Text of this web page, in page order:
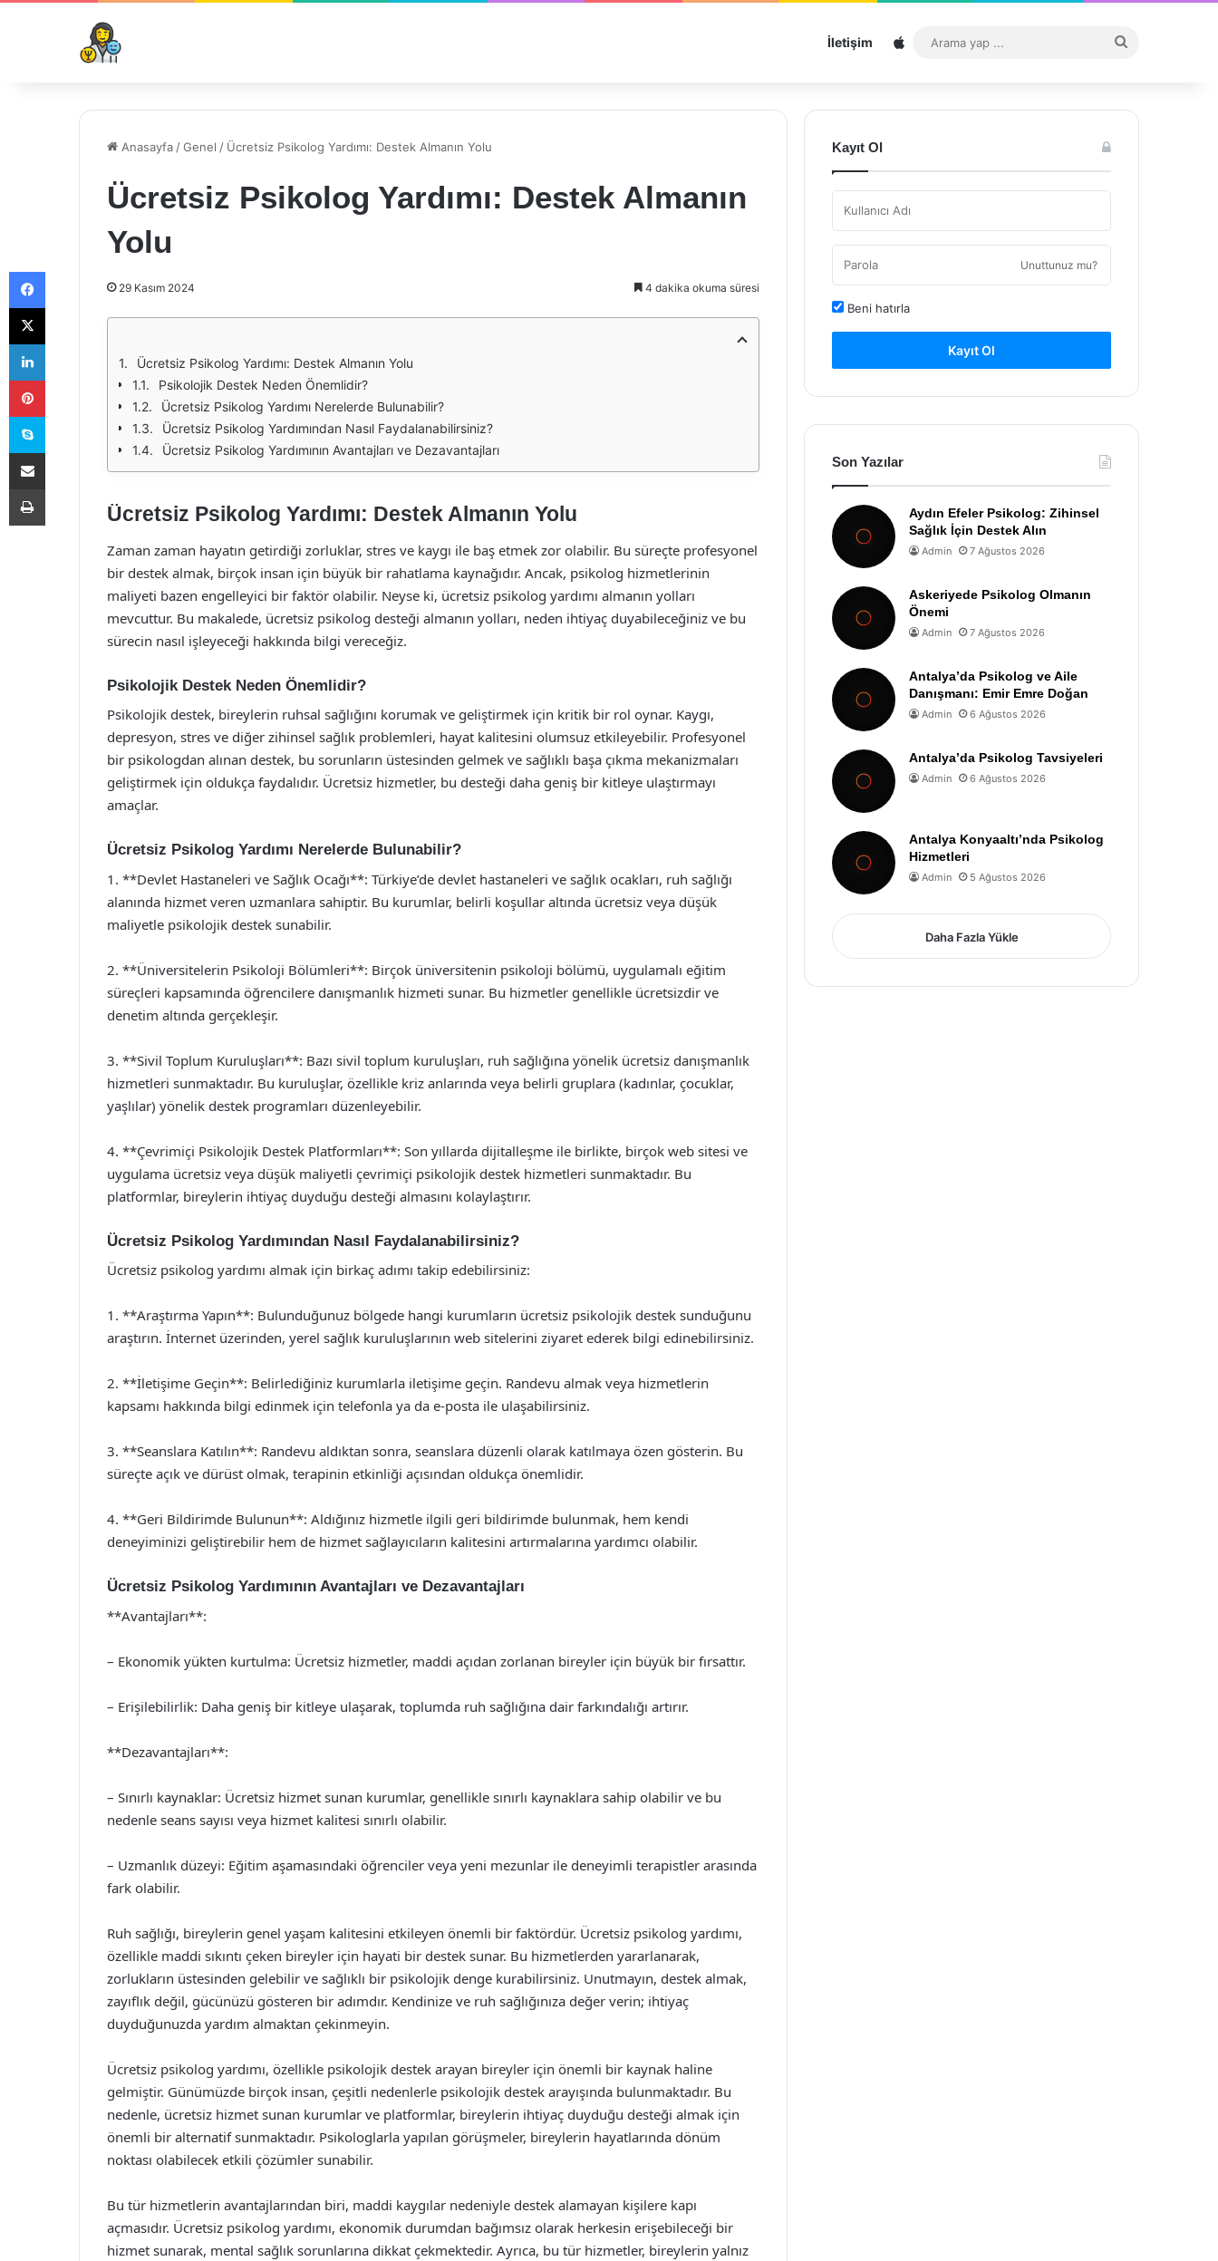
İletişim Sitemap
...
Anasayfa /Genel / Ücretsiz Psikolog Yardımı: Destek Almanın Yolu
Ücretsiz Psikolog Yardımı: Destek Almanın
Yolu
29 Kasım 2024 4 dakika okuma süresi
Ücretsiz Psikolog Yardımı: Destek Almanın Yolu
Psikolojik Destek Neden Önemlidir?
Ücretsiz Psikolog Yardımı Nerelerde Bulunabilir?
Ücretsiz Psikolog Yardımından Nasıl Faydalanabilirsiniz?
Ücretsiz Psikolog Yardımının Avantajları ve Dezavantajları
Ücretsiz Psikolog Yardımı: Destek Almanın Yolu
Zaman zaman hayatın getirdiği zorluklar, stres ve kaygı ile baş etmek zor olabilir. Bu süreçte profesyonel
bir destek almak, birçok insan için büyük bir rahatlama kaynağıdır. Ancak, psikolog hizmetlerinin
maliyeti bazen engelleyici bir faktör olabilir. Neyse ki, ücretsiz psikolog yardımı almanın yolları
mevcuttur. Bu makalede, ücretsiz psikolog desteği almanın yolları, neden ihtiyaç duyabileceğiniz ve bu
sürecin nasıl işleyeceği hakkında bilgi vereceğiz.
Psikolojik Destek Neden Önemlidir?
Psikolojik destek, bireylerin ruhsal sağlığını korumak ve geliştirmek için kritik bir rol oynar. Kaygı,
depresyon, stres ve diğer zihinsel sağlık problemleri, hayat kalitesini olumsuz etkileyebilir. Profesyonel
bir psikologdan alınan destek, bu sorunların üstesinden gelmek ve sağlıklı başa çıkma mekanizmaları
geliştirmek için oldukça faydalıdır. Ücretsiz hizmetler, bu desteği daha geniş bir kitleye ulaştırmayı
amaçlar.
Ücretsiz Psikolog Yardımı Nerelerde Bulunabilir?
1. **Devlet Hastaneleri ve Sağlık Ocağı**: Türkiye’de devlet hastaneleri ve sağlık ocakları, ruh sağlığı
alanında hizmet veren uzmanlara sahiptir. Bu kurumlar, belirli koşullar altında ücretsiz veya düşük
maliyetle psikolojik destek sunabilir.
2. **Üniversitelerin Psikoloji Bölümleri**: Birçok üniversitenin psikoloji bölümü, uygulamalı eğitim
süreçleri kapsamında öğrencilere danışmanlık hizmeti sunar. Bu hizmetler genellikle ücretsizdir ve
denetim altında gerçekleşir.
3. **Sivil Toplum Kuruluşları**: Bazı sivil toplum kuruluşları, ruh sağlığına yönelik ücretsiz danışmanlık
hizmetleri sunmaktadır. Bu kuruluşlar, özellikle kriz anlarında veya belirli gruplara (kadınlar, çocuklar,
yaşlılar) yönelik destek programları düzenleyebilir.
4. **Çevrimiçi Psikolojik Destek Platformları**: Son yıllarda dijitalleşme ile birlikte, birçok web sitesi ve
uygulama ücretsiz veya düşük maliyetli çevrimiçi psikolojik destek hizmetleri sunmaktadır. Bu
platformlar, bireylerin ihtiyaç duyduğu desteği almasını kolaylaştırır.
Ücretsiz Psikolog Yardımından Nasıl Faydalanabilirsiniz?
Ücretsiz psikolog yardımı almak için birkaç adımı takip edebilirsiniz:
1. **Araştırma Yapın**: Bulunduğunuz bölgede hangi kurumların ücretsiz psikolojik destek sunduğunu
araştırın. İnternet üzerinden, yerel sağlık kuruluşlarının web sitelerini ziyaret ederek bilgi edinebilirsiniz.
2. **İletişime Geçin**: Belirlediğiniz kurumlarla iletişime geçin. Randevu almak veya hizmetlerin
kapsamı hakkında bilgi edinmek için telefonla ya da e-posta ile ulaşabilirsiniz.
3. **Seanslara Katılın**: Randevu aldıktan sonra, seanslara düzenli olarak katılmaya özen gösterin. Bu
süreçte açık ve dürüst olmak, terapinin etkinliği açısından oldukça önemlidir.
4. **Geri Bildirimde Bulunun**: Aldığınız hizmetle ilgili geri bildirimde bulunmak, hem kendi
deneyiminizi geliştirebilir hem de hizmet sağlayıcıların kalitesini artırmalarına yardımcı olabilir.
Ücretsiz Psikolog Yardımının Avantajları ve Dezavantajları
**Avantajları**:
– Ekonomik yükten kurtulma: Ücretsiz hizmetler, maddi açıdan zorlanan bireyler için büyük bir fırsattır.
– Erişilebilirlik: Daha geniş bir kitleye ulaşarak, toplumda ruh sağlığına dair farkındalığı artırır.
**Dezavantajları**:
– Sınırlı kaynaklar: Ücretsiz hizmet sunan kurumlar, genellikle sınırlı kaynaklara sahip olabilir ve bu
nedenle seans sayısı veya hizmet kalitesi sınırlı olabilir.
– Uzmanlık düzeyi: Eğitim aşamasındaki öğrenciler veya yeni mezunlar ile deneyimli terapistler arasında
fark olabilir.
Ruh sağlığı, bireylerin genel yaşam kalitesini etkileyen önemli bir faktördür. Ücretsiz psikolog yardımı,
özellikle maddi sıkıntı çeken bireyler için hayati bir destek sunar. Bu hizmetlerden yararlanarak,
zorlukların üstesinden gelebilir ve sağlıklı bir psikolojik denge kurabilirsiniz. Unutmayın, destek almak,
zayıflık değil, gücünüzü gösteren bir adımdır. Kendinize ve ruh sağlığınıza değer verin; ihtiyaç
duyduğunuzda yardım almaktan çekinmeyin.
Ücretsiz psikolog yardımı, özellikle psikolojik destek arayan bireyler için önemli bir kaynak haline
gelmiştir. Günümüzde birçok insan, çeşitli nedenlerle psikolojik destek arayışında bulunmaktadır. Bu
nedenle, ücretsiz hizmet sunan kurumlar ve platformlar, bireylerin ihtiyaç duyduğu desteği almak için
önemli bir alternatif sunmaktadır. Psikologlarla yapılan görüşmeler, bireylerin hayatlarında dönüm
noktası olabilecek etkili çözümler sunabilir.
Bu tür hizmetlerin avantajlarından biri, maddi kaygılar nedeniyle destek alamayan kişilere kapı
açmasıdır. Ücretsiz psikolog yardımı, ekonomik durumdan bağımsız olarak herkesin erişebileceği bir
hizmet sunarak, mental sağlık sorunlarına dikkat çekmektedir. Ayrıca, bu tür hizmetler, bireylerin yalnız
Kayıt Ol
Unuttunuz mu?
Beni hatırla
Kayıt Ol
Son Yazılar
Aydın Efeler Psikolog: Zihinsel
Sağlık İçin Destek Alın
Admin 7 Ağustos 2026
Askeriyede Psikolog Olmanın
Önemi
Admin 7 Ağustos 2026
Antalya’da Psikolog ve Aile
Danışmanı: Emir Emre Doğan
Admin 6 Ağustos 2026
Antalya’da Psikolog Tavsiyeleri
Admin 6 Ağustos 2026
Antalya Konyaaltı’nda Psikolog
Hizmetleri
Admin 5 Ağustos 2026
Daha Fazla Yükle
Facebook
X
LinkedIn
Pinterest
Skype
E-Posta ile paylaş